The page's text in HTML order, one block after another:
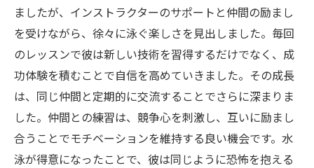
ましたが、インストラクターのサポートと仲間の励まし
を受けながら、徐々に泳ぐ楽しさを見出しました。毎回
のレッスンで彼は新しい技術を習得するだけでなく、成
功体験を積むことで自信を高めていきました。その成長
は、同じ仲間と定期的に交流することでさらに深まりま
した。仲間との練習は、競争心を刺激し、互いに励まし
合うことでモチベーションを維持する良い機会です。水
泳が得意になったことで、彼は同じように恐怖を抱える